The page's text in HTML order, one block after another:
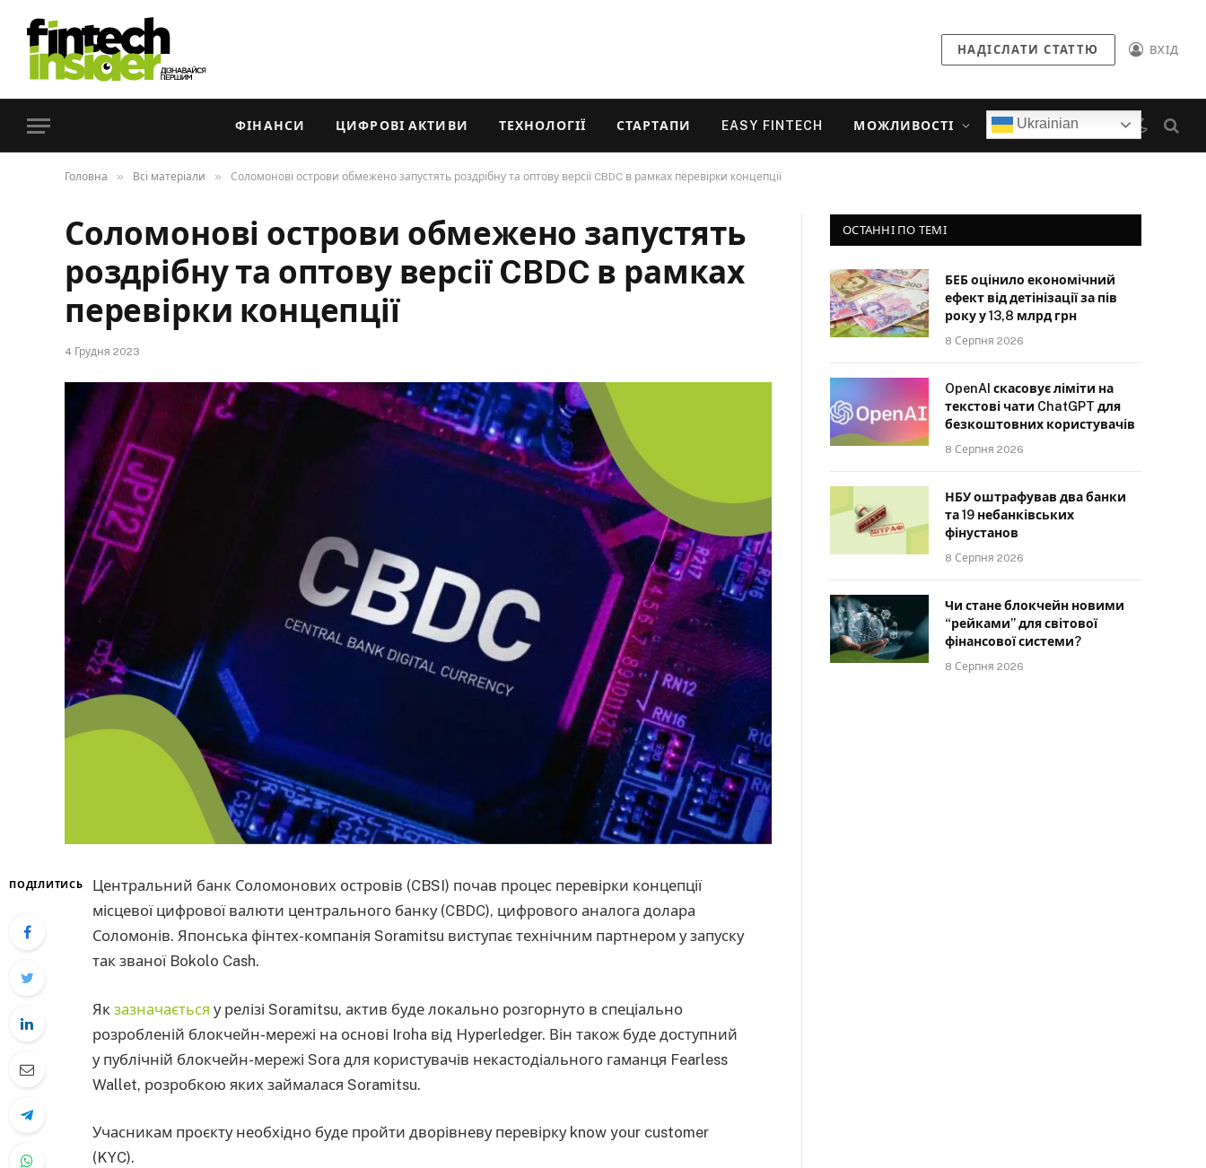
НАДІСЛАТИ СТАТТЮ ВХІД
ФІНАНСИ ЦИФРОВІ АКТИВИ ТЕХНОЛОГІЇ СТАРТАПИ EASY FINTECH МОЖЛИВОСТІ Ukrainian
Головна » Всі матеріали » Соломонові острови обмежено запустять роздрібну та оптову версії CBDC в рамках перевірки концепції
Соломонові острови обмежено запустять
роздрібну та оптову версії CBDC в рамках
перевірки концепції
4 Грудня 2023
ПОДІЛИТИСЬ
Центральний банк Соломонових островів (CBSI) почав процес перевірки концепції
місцевої цифрової валюти центрального банку (CBDC), цифрового аналога долара
Соломонів. Японська фінтех-компанія Soramitsu виступає технічним партнером у запуску
так званої Bokolo Cash.
Як зазначається у релізі Soramitsu, актив буде локально розгорнуто в спеціально
розробленій блокчейн-мережі на основі Iroha від Hyperledger. Він також буде доступний
у публічній блокчейн-мережі Sora для користувачів некастодіального гаманця Fearless
Wallet, розробкою яких займалася Soramitsu.
Учасникам проєкту необхідно буде пройти дворівневу перевірку know your customer
(KYC).
ОСТАННІ ПО ТЕМІ
БЕБ оцінило економічний
ефект від детінізації за пів
року у 13,8 млрд грн
8 Серпня 2026
OpenAI скасовує ліміти на
текстові чати ChatGPT для
безкоштовних користувачів
8 Серпня 2026
НБУ оштрафував два банки
та 19 небанківських
фінустанов
8 Серпня 2026
Чи стане блокчейн новими
“рейками” для світової
фінансової системи?
8 Серпня 2026